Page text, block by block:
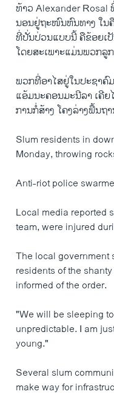
ທ້າວ Alexander Rosal
ນອນຢູ່ຖະໜົນຫົນທາງ ໃນ
ທີ່ປັ່ນປ່ວນແບບນີ້ ຄືຂ້ອຍເ
ໂດຍສະເພາະແມ່ນພວກລູ
ພວກທີ່ອາໄສຢູ່ໃນປະຊາຄົ
ແອ້ມນະຄອນມະນີລາ ເຄີ
ການກໍ່ສ້າງ ໂຄງລ່າງພື້ນຖ
Slum residents in
Monday, throwing
Anti-riot police
Local media reported
team, were injured
The local government
residents of the
informed of the order.
"We will be sleeping
unpredictable. I am
young."
Several slum
make way for